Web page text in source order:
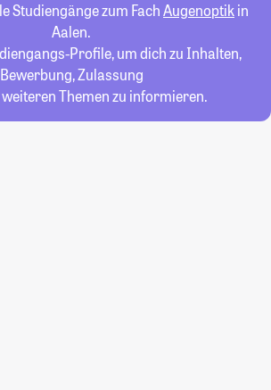
Studiengänge zum FachAugenoptikin
Aalen.
Profile, um dich zu Inhalten,
Bewerbung, Zulassung
Themen zu informieren.